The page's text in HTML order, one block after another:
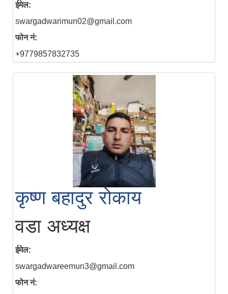
ईमेल:
swargadwarimun02@gmail.com
फोन नं:
+9779857832735
कृष्ण बहादुर रोकाय
वडा अध्यक्ष
ईमेल:
swargadwareemun3@gmail.com
फोन नं: